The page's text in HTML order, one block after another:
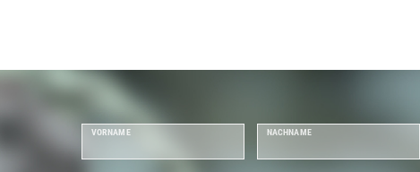
VORNAME NACHNAME